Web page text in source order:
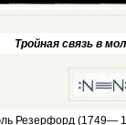
Тройная связь в
Резерфорд (1749—